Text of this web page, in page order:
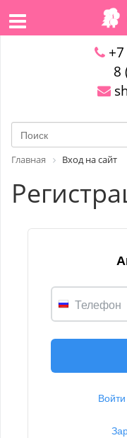
+7
8
Главная Вход на сайт
Телефон